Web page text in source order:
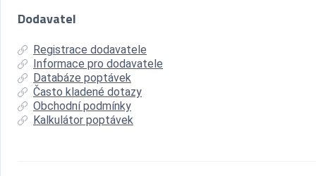
Dodavatel
Registrace dodavatele
Informace pro dodavatele
Databáze poptávek
Často kladené dotazy
Obchodní podmínky
Kalkulátor poptávek